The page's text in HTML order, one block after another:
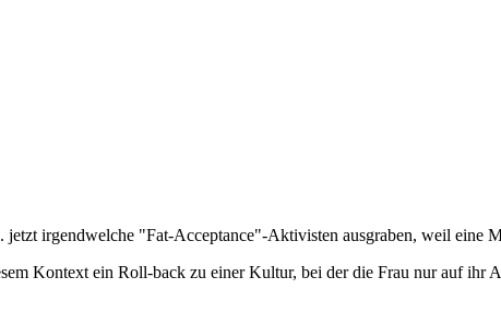
irgendwelche "Fat‑Acceptance"-Aktivisten ausgraben, weil eine
Kontext ein Roll-back zu einer Kultur, bei der die Frau nur auf ihr